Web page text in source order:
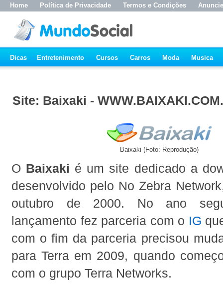
Home Política de Privacidade Termos e Condições Anuncie
Dicas Entretenimento Cursos Carros Moda Musica
Site: Baixaki -
Baixaki (Foto: Reprodução)
O Baixaki é um site dedicado a
desenvolvido pelo No Zebra
outubro de 2000. No ano
lançamento fez parceria com o IG
com o fim da parceria precisou
para Terra em 2009, quando
com o grupo Terra Networks.